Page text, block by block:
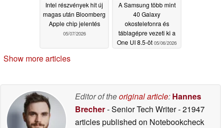
Intel részvények hit új
magas után Bloomberg
Apple chip jelentés
05/07/2026
A Samsung több mint
40 Galaxy
okostelefonra és
táblagépre vezeti ki a
One UI 8.5-öt 05/06/2026
Show more articles
Editor of theoriginal article: Hannes
Brecher- Senior Tech Writer- 21947
articles published on Notebookcheck